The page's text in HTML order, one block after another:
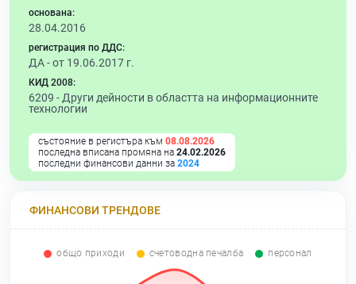
основана:
28.04.2016
регистрация по ДДС:
ДА - от 19.06.2017 г.
КИД 2008:
6209 - Други дейности в областта на информационните
технологии
състояние в регистъра към 08.08.2026
последна вписана промяна на 24.02.2026
последни финансови данни за 2024
ФИНАНСОВИ ТРЕНДОВЕ
общо приходи счетоводна печалба персонал